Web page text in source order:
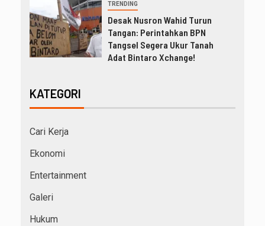
TRENDING
Desak Nusron Wahid Turun
Tangan: Perintahkan BPN
Tangsel Segera Ukur Tanah
Adat Bintaro Xchange!
KATEGORI
Cari Kerja
Ekonomi
Entertainment
Galeri
Hukum